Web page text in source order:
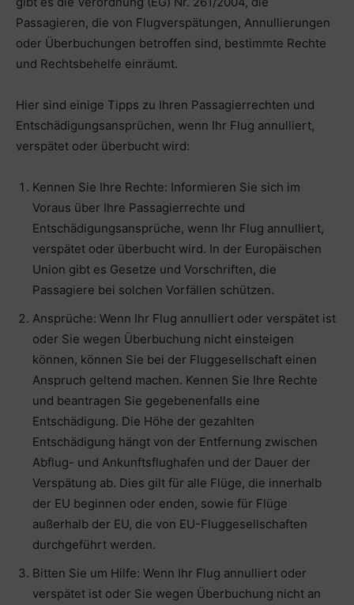
Passagieren, die von Flugverspätungen, Annullierungen
oder Überbuchungen betroffen sind, bestimmte Rechte
und Rechtsbehelfe einräumt.
Hier sind einige Tipps zu Ihren Passagierrechten und
Entschädigungsansprüchen, wenn Ihr Flug annulliert,
verspätet oder überbucht wird:
Kennen Sie Ihre Rechte: Informieren Sie sich im
Voraus über Ihre Passagierrechte und
Entschädigungsansprüche, wenn Ihr Flug annulliert,
verspätet oder überbucht wird. In der Europäischen
Union gibt es Gesetze und Vorschriften, die
Passagiere bei solchen Vorfällen schützen.
Ansprüche: Wenn Ihr Flug annulliert oder verspätet ist
oder Sie wegen Überbuchung nicht einsteigen
können, können Sie bei der Fluggesellschaft einen
Anspruch geltend machen. Kennen Sie Ihre Rechte
und beantragen Sie gegebenenfalls eine
Entschädigung. Die Höhe der gezahlten
Entschädigung hängt von der Entfernung zwischen
Abflug- und Ankunftsflughafen und der Dauer der
Verspätung ab. Dies gilt für alle Flüge, die innerhalb
der EU beginnen oder enden, sowie für Flüge
außerhalb der EU, die von EU-Fluggesellschaften
durchgeführt werden.
Bitten Sie um Hilfe: Wenn Ihr Flug annulliert oder
verspätet ist oder Sie wegen Überbuchung nicht an